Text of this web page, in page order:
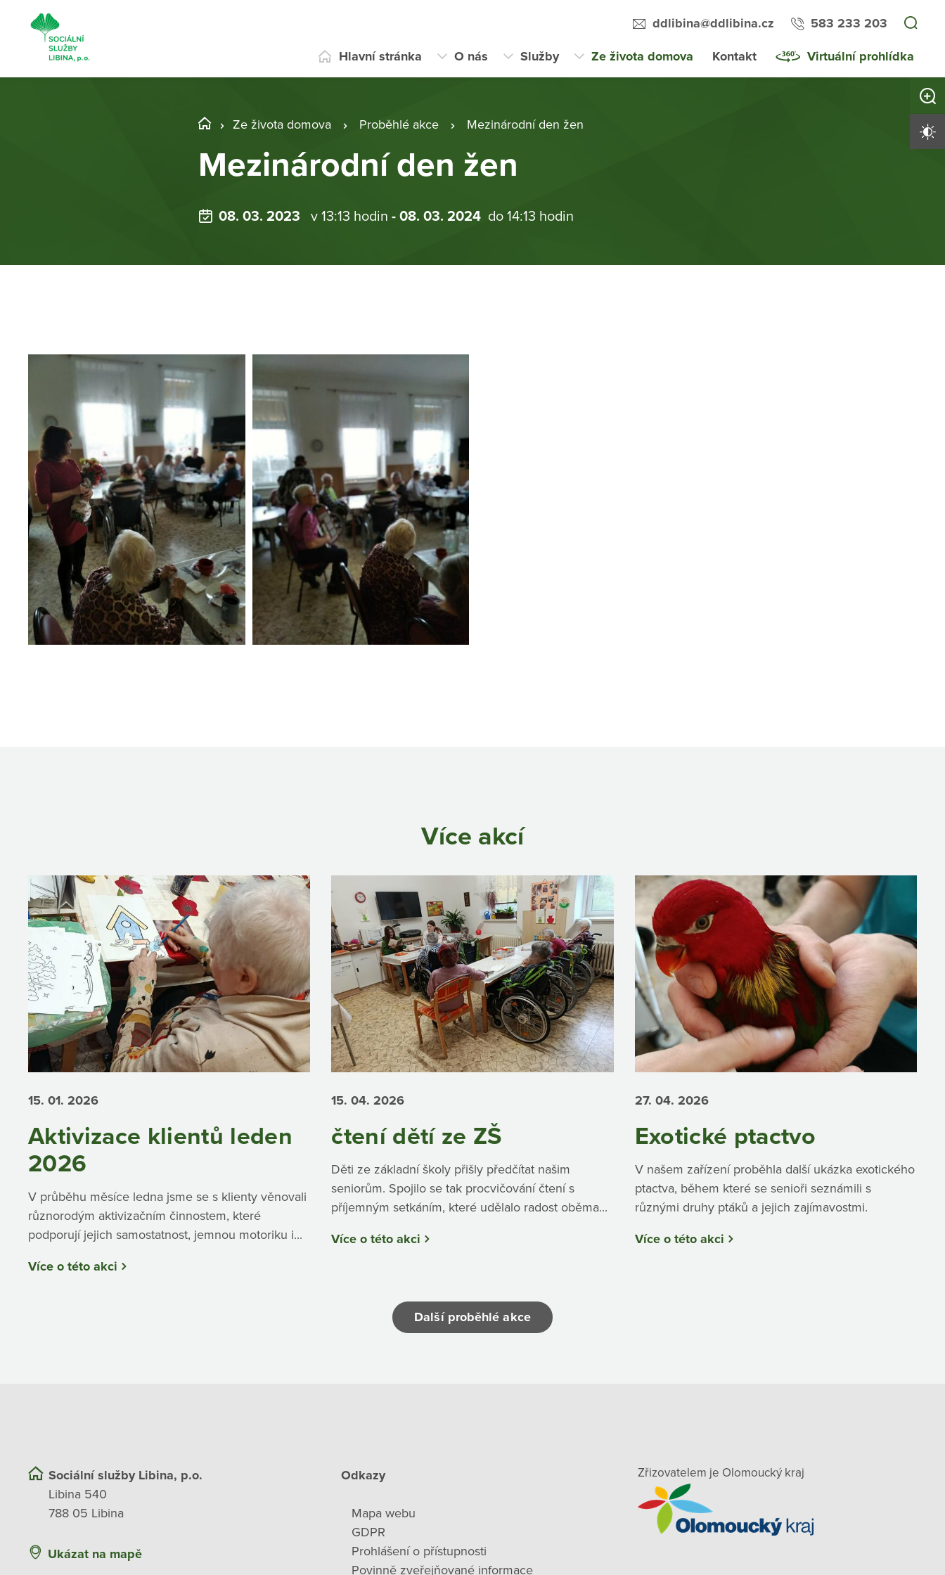
ddlibina@ddlibina.cz 583 233 203
Hlavní stránka O nás Služby Ze života domova Kontakt Virtuální prohlídka
Ze života domova Proběhlé akce Mezinárodní den žen
Mezinárodní den žen
08. 03. 2023 v 13:13 hodin - 08. 03. 2024 do 14:13 hodin
Více akcí
15. 01. 2026
Aktivizace klientů leden
2026
V průběhu měsíce ledna jsme se s klienty věnovali
různorodým aktivizačním činnostem, které
podporují jejich samostatnost, jemnou motoriku i...
Více o této akci
15. 04.2026
čtení dětí ze ZŠ
Děti ze základní školy přišly předčítat našim
seniorům. Spojilo se tak procvičování čtení s
příjemným setkáním, které udělalo radost oběma...
Více o této akci
27. 04. 2026
Exotické ptactvo
V našem zařízení proběhla další ukázka exotického
ptactva, během které se senioři seznámili s
různými druhy ptáků a jejich zajímavostmi.
Více o této akci
Další proběhlé akce
Sociální služby Libina, p.o.
Libina 540
788 05 Libina
Ukázat na mapě
Odkazy
Mapa webu
GDPR
Prohlášení o přístupnosti
Povinně zveřejňované informace
Zřizovatelem je Olomoucký kraj